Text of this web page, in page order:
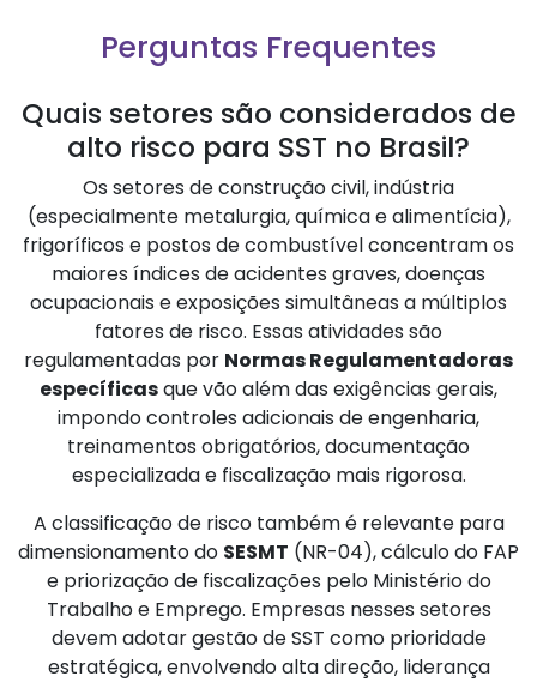
Perguntas Frequentes
Quais setores são considerados de
alto risco para SST no Brasil?
Os setores de construção civil, indústria
(especialmente metalurgia, química e alimentícia),
frigoríficos e postos de combustível concentram os
maiores índices de acidentes graves, doenças
ocupacionais e exposições simultâneas a múltiplos
fatores de risco. Essas atividades são
regulamentadas por Normas Regulamentadoras
específicasque vão além das exigências gerais,
impondo controles adicionais de engenharia,
treinamentos obrigatórios, documentação
especializada e fiscalização mais rigorosa.
A classificação de risco também é relevante para
dimensionamento do SESMT (NR-04), cálculo do FAP
e priorização de fiscalizações pelo Ministério do
Trabalho e Emprego. Empresas nesses setores
devem adotar gestão de SST como prioridade
estratégica, envolvendo alta direção, liderança